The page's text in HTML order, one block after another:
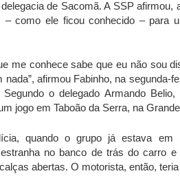
de Sacomã. A SSP
– como ele ficou conhecido – para
me conhece sabe que eu não sou
nada”, afirmou Fabinho, na segunda-
Segundo o delegado Armando
jogo em Taboão da Serra, na
quando o grupo já estava
no banco de trás do carro
abertas. O motorista, então,